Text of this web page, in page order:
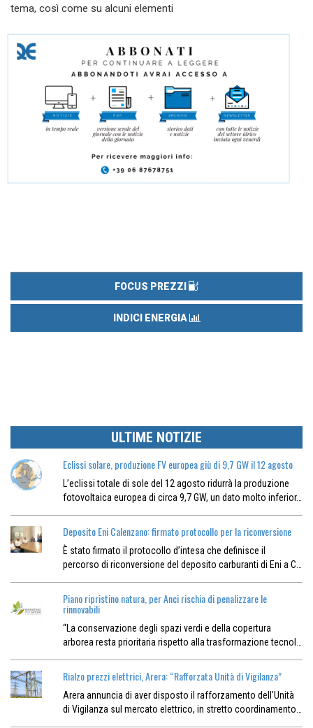
tema, così come su alcuni elementi
FOCUS PREZZI
INDICI ENERGIA
ULTIME NOTIZIE
Eclissi solare, produzione FV europea giù di 9,7 GW il 12 agosto
L’eclissi totale di sole del 12 agosto ridurrà la produzione
fotovoltaica europea di circa 9,7 GW, un dato molto inferior…
Deposito Eni Calenzano: firmato protocollo per la riconversione
È stato firmato il protocollo d’intesa che definisce il
percorso di riconversione del deposito carburanti di Eni a C…
Piano ripristino natura, per Anci rischia di penalizzare le
rinnovabili
“La conservazione degli spazi verdi e della copertura
arborea resta prioritaria rispetto alla trasformazione tecnol…
Rialzo prezzi elettrici, Arera: “Rafforzata Unità di Vigilanza”
Arera annuncia di aver disposto il rafforzamento dell'Unità
di Vigilanza sul mercato elettrico, in stretto coordinamento…